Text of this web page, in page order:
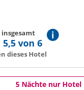
5,5 von 6
dieses Hotel
5 Nächte nur Hotel